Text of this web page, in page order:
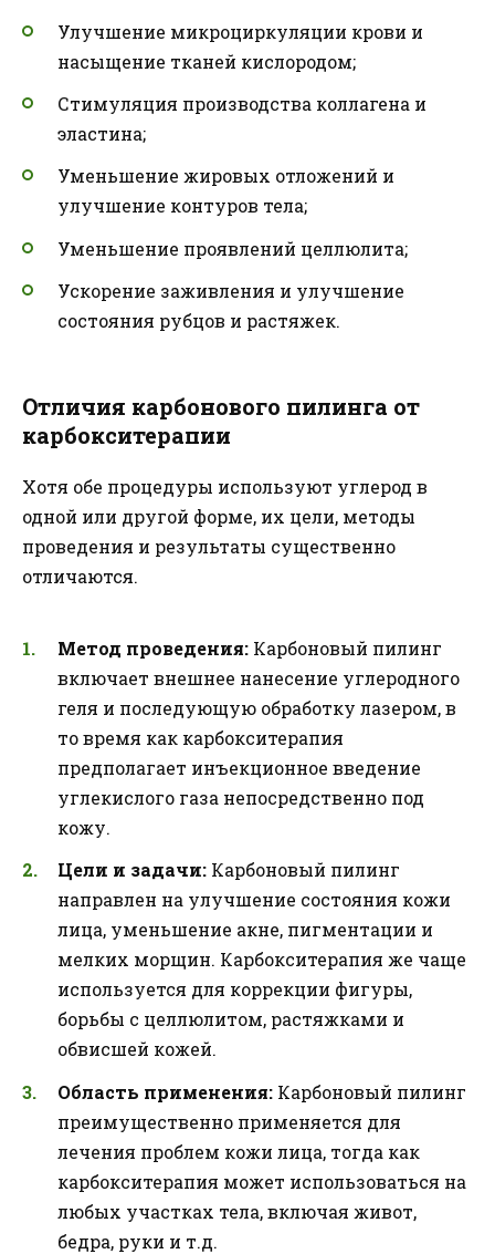
Улучшение микроциркуляции крови и
насыщение тканей кислородом;
Стимуляция производства коллагена и
эластина;
Уменьшение жировых отложений и
улучшение контуров тела;
Уменьшение проявлений целлюлита;
Ускорение заживления и улучшение
состояния рубцов и растяжек.
Отличия карбонового пилинга от
карбокситерапии
Хотя обе процедуры используют углерод в
одной или другой форме, их цели, методы
проведения и результаты существенно
отличаются.
Метод проведения: Карбоновый пилинг
включает внешнее нанесение углеродного
геля и последующую обработку лазером, в
то время как карбокситерапия
предполагает инъекционное введение
углекислого газа непосредственно под
кожу.
Цели и задачи: Карбоновый пилинг
направлен на улучшение состояния кожи
лица, уменьшение акне, пигментации и
мелких морщин. Карбокситерапия же чаще
используется для коррекции фигуры,
борьбы с целлюлитом, растяжками и
обвисшей кожей.
Область применения: Карбоновый пилинг
преимущественно применяется для
лечения проблем кожи лица, тогда как
карбокситерапия может использоваться на
любых участках тела, включая живот,
бедра, руки и т.д.